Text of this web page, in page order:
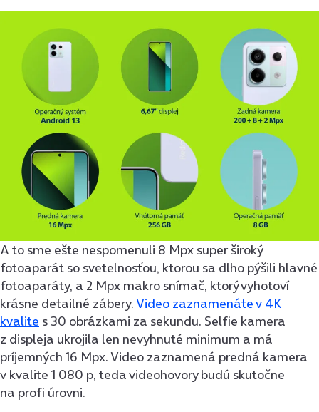
A to sme ešte nespomenuli 8 Mpx super široký
fotoaparát so svetelnosťou, ktorou sa dlho pýšili hlavné
fotoaparáty, a 2 Mpx makro snímač, ktorý vyhotoví
krásne detailné zábery.Video zaznamenáte v 4K
kvalite s 30 obrázkami za sekundu. Selfie kamera
z displeja ukrojila len nevyhnuté minimum a má
príjemných 16 Mpx. Video zaznamená predná kamera
v kvalite 1 080 p, teda videohovory budú skutočne
na profi úrovni.